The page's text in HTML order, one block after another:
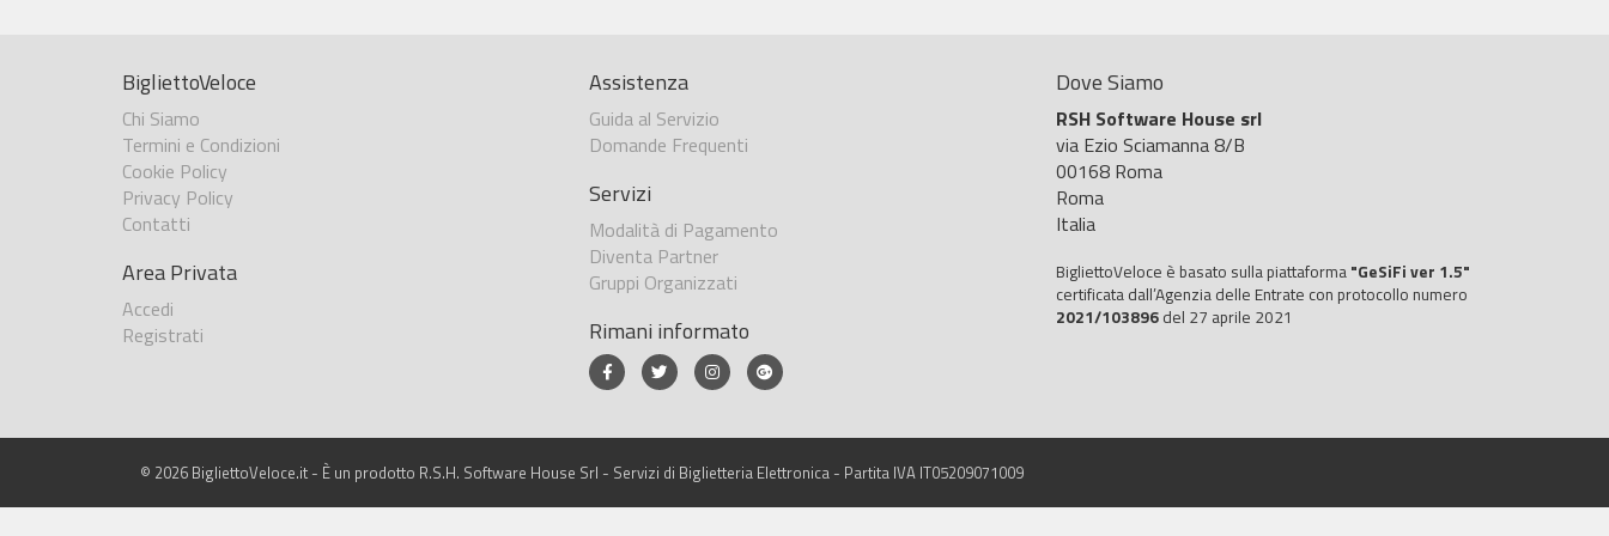
BigliettoVeloce
Chi Siamo
Termini e Condizioni
Cookie Policy
Privacy Policy
Contatti
Area Privata
Accedi
Registrati
Assistenza
Guida al Servizio
Domande Frequenti
Servizi
Modalità di Pagamento
Diventa Partner
Gruppi Organizzati
Rimani informato
Dove Siamo
RSH Software House srl
via Ezio Sciamanna 8/B
00168 Roma
Roma
Italia
BigliettoVeloce è basato sulla piattaforma "GeSiFi ver 1.5"
certificata dall’Agenzia delle Entrate con protocollo numero
2021/103896 del 27 aprile 2021
© 2026 BigliettoVeloce.it - È un prodotto R.S.H. Software House Srl - Servizi di Biglietteria Elettronica - Partita IVA IT05209071009